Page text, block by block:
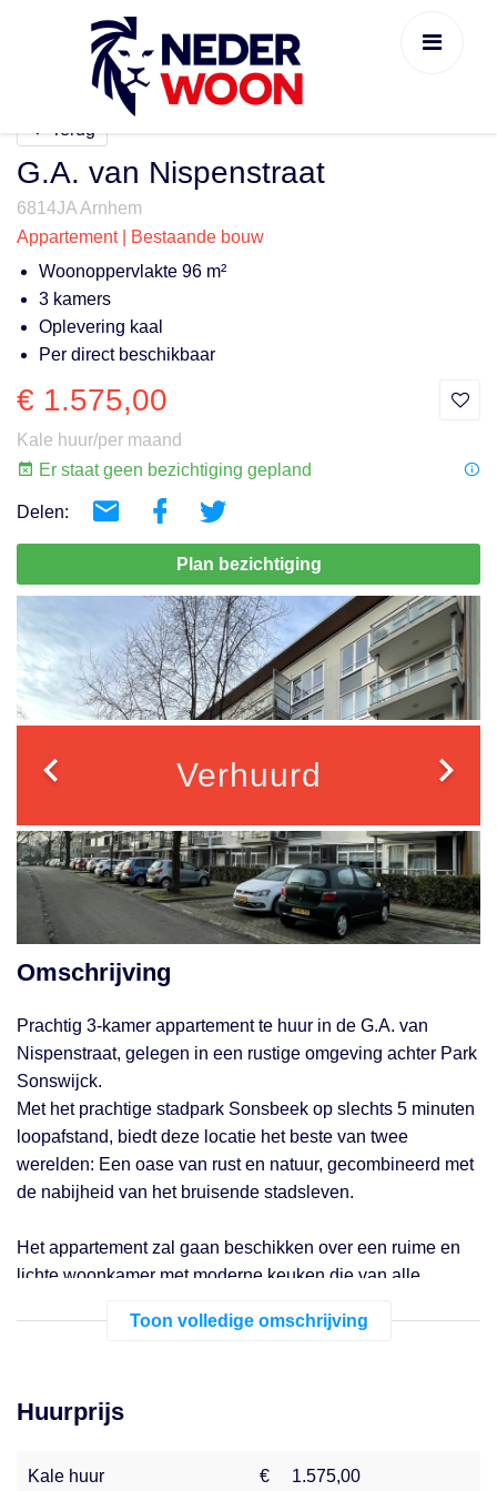
Terug
G.A. van Nispenstraat
6814JA Arnhem
Appartement | Bestaande bouw
Woonoppervlakte 96 m²
3 kamers
Oplevering kaal
Per direct beschikbaar
€ 1.575,00
Kale huur/per maand
Er staat geen bezichtiging gepland
Delen:
Plan bezichtiging
Verhuurd
Omschrijving
Prachtig 3-kamer appartement te huur in de G.A. van
Nispenstraat, gelegen in een rustige omgeving achter Park
Sonswijck.
Met het prachtige stadpark Sonsbeek op slechts 5 minuten
loopafstand, biedt deze locatie het beste van twee
werelden: Een oase van rust en natuur, gecombineerd met
de nabijheid van het bruisende stadsleven.
Het appartement zal gaan beschikken over een ruime en
lichte woonkamer met moderne keuken die van alle
vaatwasser, combimagnetron, luxe afzuigkap, koelkast en
impressie van een vergelijkbaar appartement.
Ontspan op het heerlijk ruime balkon, waar je heerlijk tot
Toon volledige omschrijving
Huurprijs
Kale huur € 1.575,00